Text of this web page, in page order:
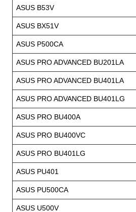
ASUS B53V
ASUS BX51V
ASUS P500CA
ASUS PRO ADVANCED BU201LA
ASUS PRO ADVANCED BU401LA
ASUS PRO ADVANCED BU401LG
ASUS PRO BU400A
ASUS PRO BU400VC
ASUS PRO BU401LG
ASUS PU401
ASUS PU500CA
ASUS U500V